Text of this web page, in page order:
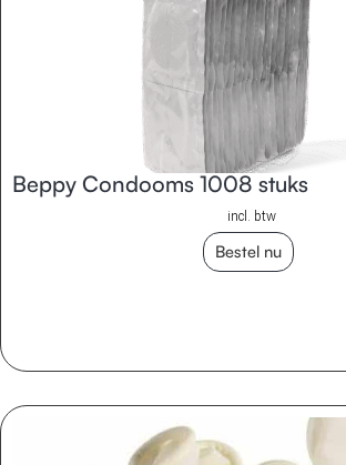
Beppy Condooms 1008 stuks
incl. btw
Bestel nu